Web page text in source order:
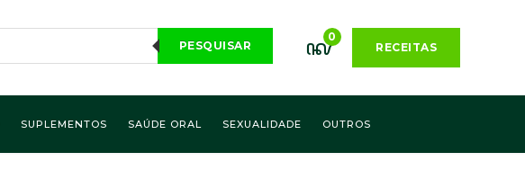
RECEITAS
0
PESQUISAR
SUPLEMENTOS SAÚDE ORAL SEXUALIDADE OUTROS